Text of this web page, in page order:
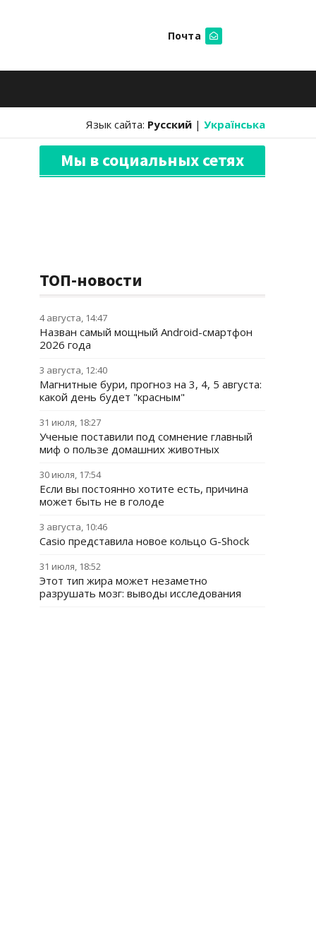
Почта
Язык сайта: Русский | Українська
Мы в социальных сетях
ТОП-новости
4 августа, 14:47
Назван самый мощный Android-смартфон
2026 года
3 августа, 12:40
Магнитные бури, прогноз на 3, 4, 5 августа:
какой день будет "красным"
31 июля, 18:27
Ученые поставили под сомнение главный
миф о пользе домашних животных
30 июля, 17:54
Если вы постоянно хотите есть, причина
может быть не в голоде
3 августа, 10:46
Casio представила новое кольцо G-Shock
31 июля, 18:52
Этот тип жира может незаметно
разрушать мозг: выводы исследования